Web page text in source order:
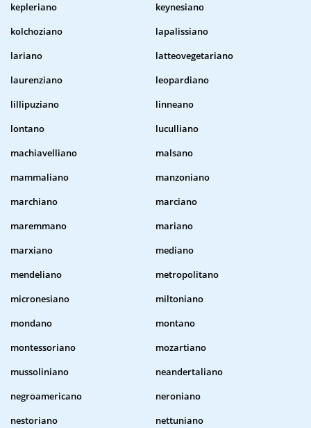
kepleriano
keynesiano
kolchoziano
lapalissiano
lariano
latteovegetariano
laurenziano
leopardiano
lillipuziano
linneano
lontano
luculliano
machiavelliano
malsano
mammaliano
manzoniano
marchiano
marciano
maremmano
mariano
marxiano
mediano
mendeliano
metropolitano
micronesiano
miltoniano
mondano
montano
montessoriano
mozartiano
mussoliniano
neandertaliano
negroamericano
neroniano
nestoriano
nettuniano